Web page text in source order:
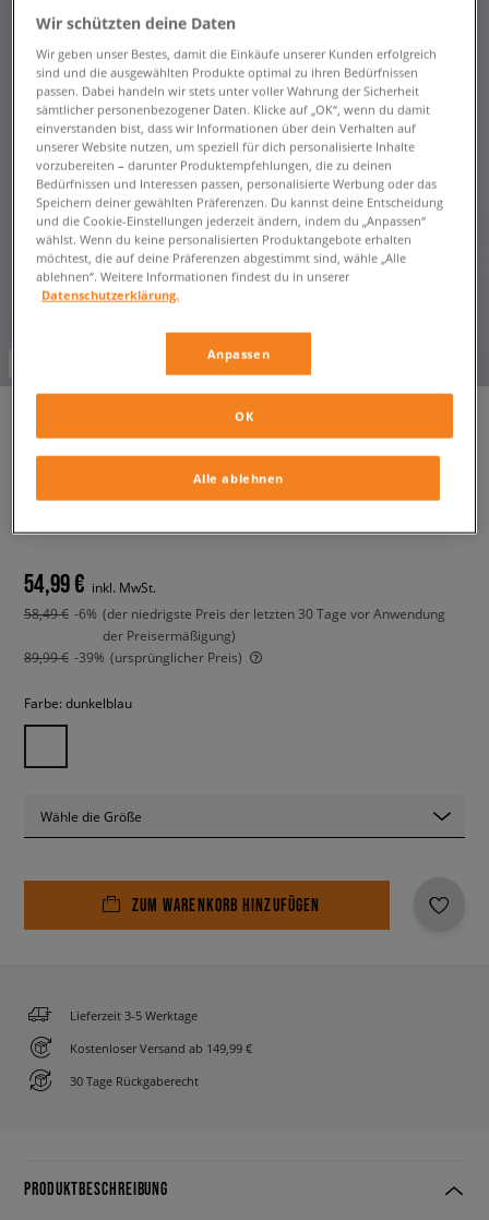
FINAL
54,99 € inkl. MwSt.
58,49 € -6% (der niedrigste Preis der letzten 30 Tage vor Anwendung
der Preisermäßigung)
89,99 € -39% (ursprünglicher Preis)
Farbe: dunkelblau
Wähle die Größe
ZUM WARENKORB HINZUFÜGEN
Lieferzeit 3-5 Werktage
Kostenloser Versand ab 149,99 €
30 Tage Rückgaberecht
PRODUKTBESCHREIBUNG
Wir schützten deine Daten
Wir geben unser Bestes, damit die Einkäufe unserer Kunden erfolgreich
sind und die ausgewählten Produkte optimal zu ihren Bedürfnissen
passen. Dabei handeln wir stets unter voller Wahrung der Sicherheit
sämtlicher personenbezogener Daten. Klicke auf „OK“, wenn du damit
einverstanden bist, dass wir Informationen über dein Verhalten auf
unserer Website nutzen, um speziell für dich personalisierte Inhalte
vorzubereiten – darunter Produktempfehlungen, die zu deinen
Bedürfnissen und Interessen passen, personalisierte Werbung oder das
Speichern deiner gewählten Präferenzen. Du kannst deine Entscheidung
und die Cookie-Einstellungen jederzeit ändern, indem du „Anpassen“
wählst. Wenn du keine personalisierten Produktangebote erhalten
möchtest, die auf deine Präferenzen abgestimmt sind, wähle „Alle
ablehnen“. Weitere Informationen findest du in unserer
Datenschutzerklärung.
Anpassen
Alle ablehnen
OK